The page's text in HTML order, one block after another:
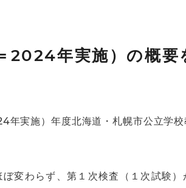
2024年実施）の概要
実施）年度北海道・札幌市公立学
変わらず、第１次検査（１次試験